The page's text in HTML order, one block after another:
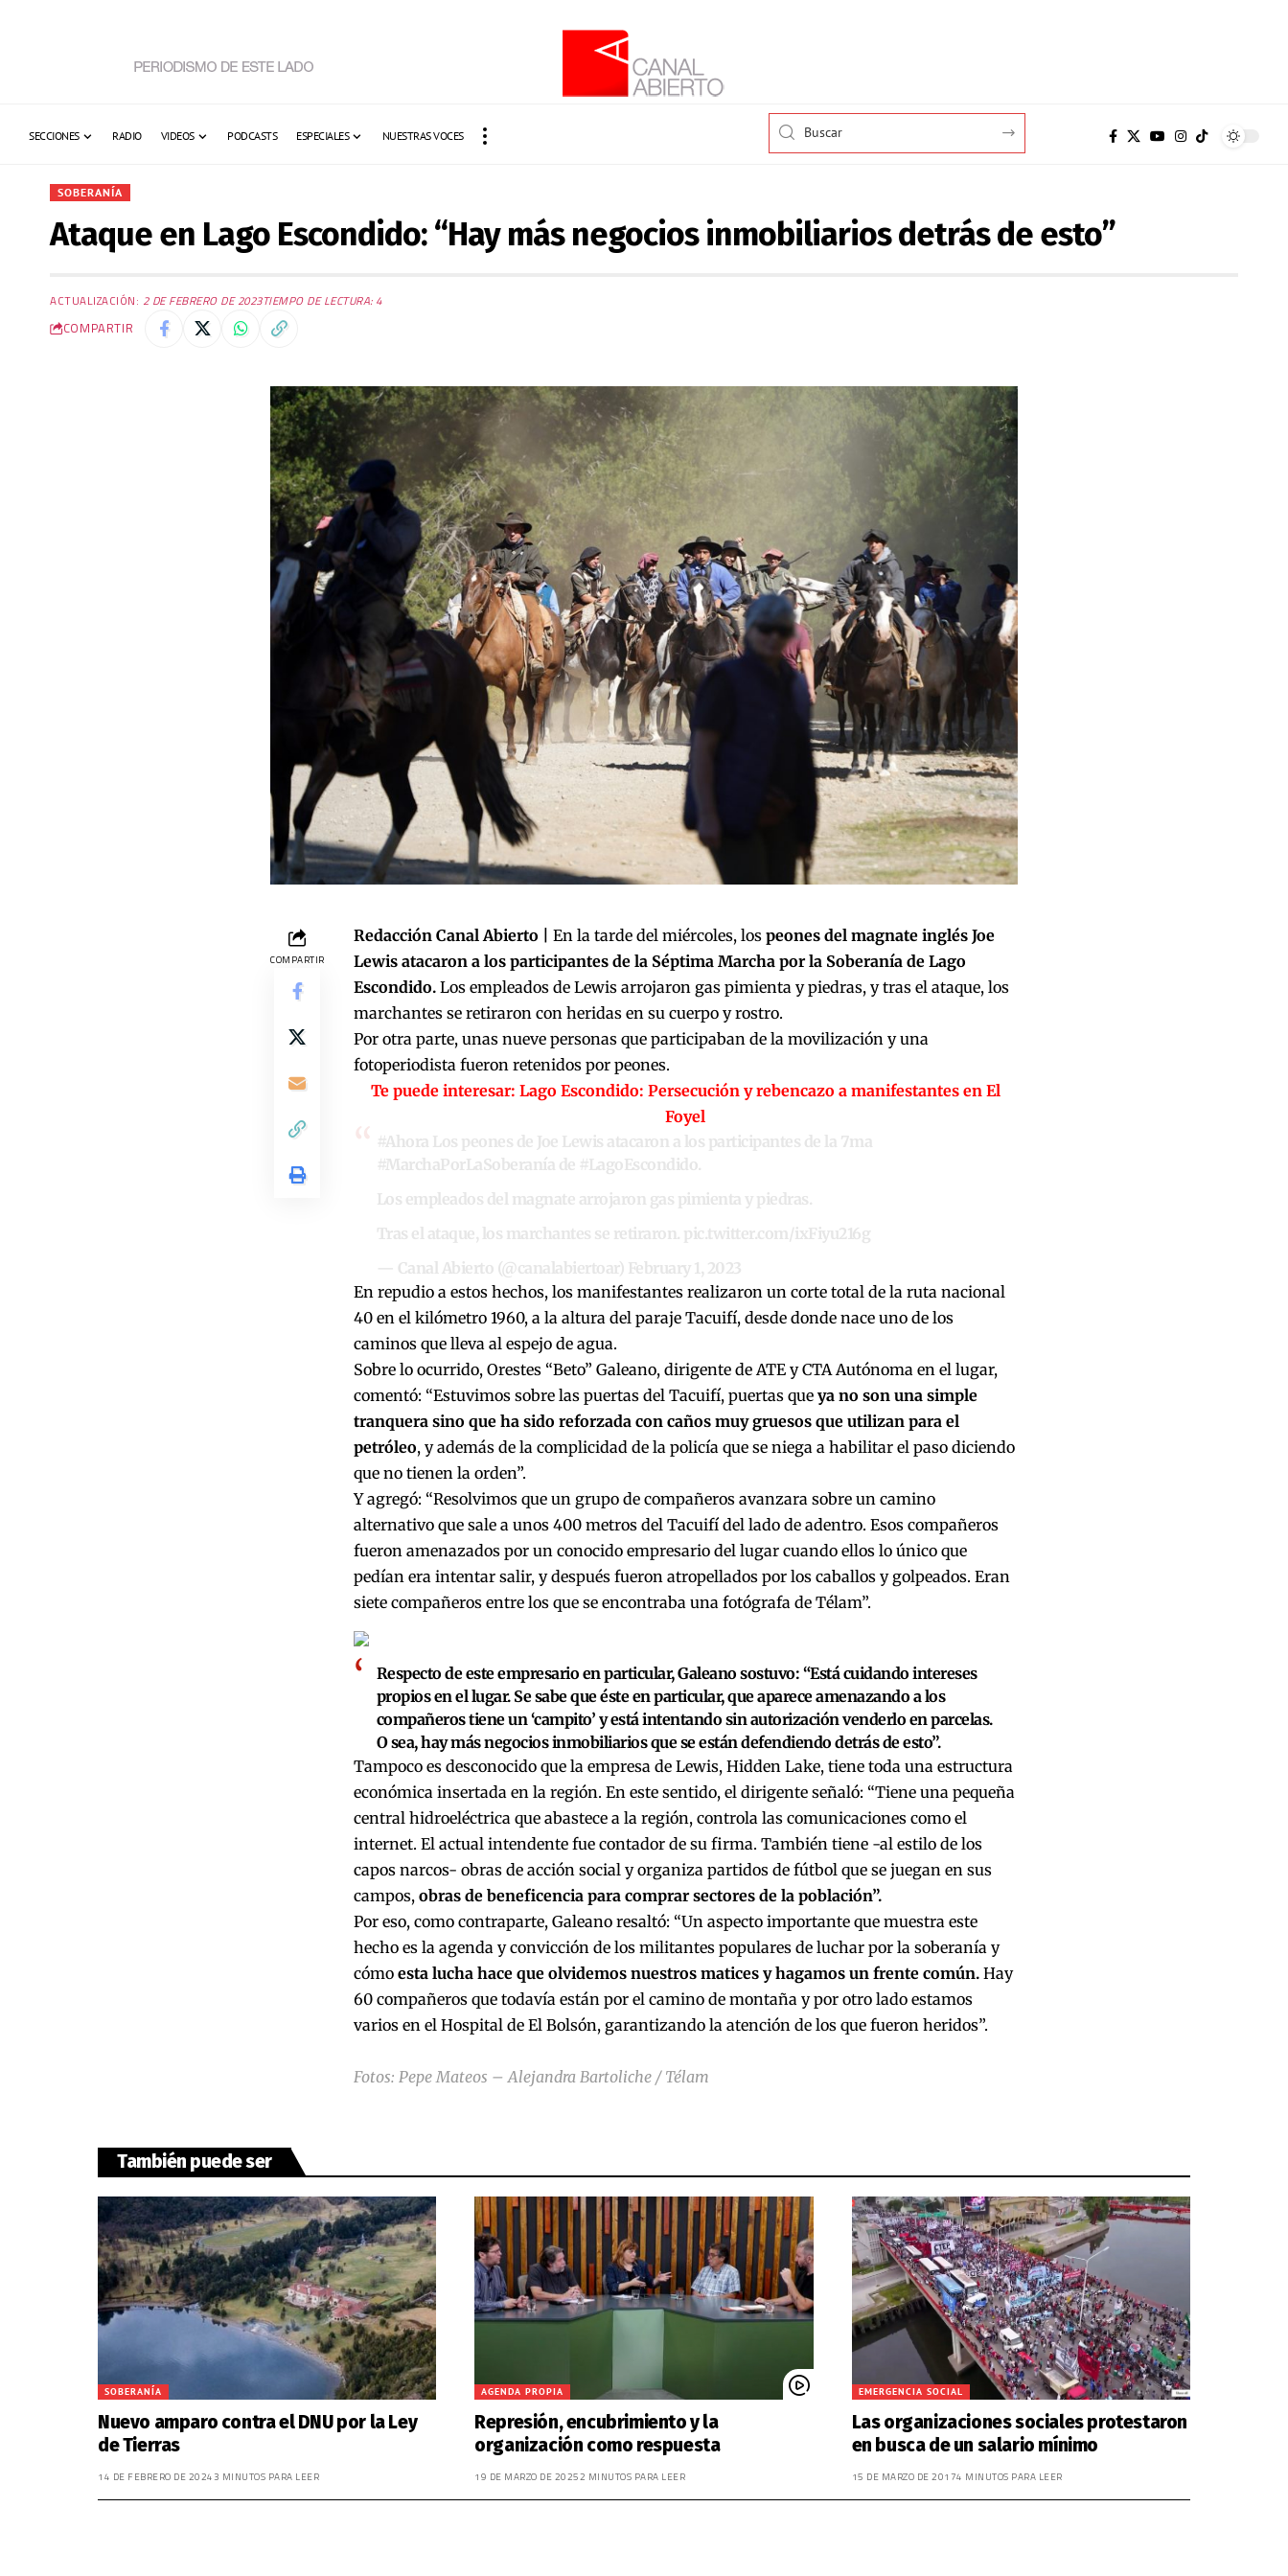
SECCIONES RADIO VIDEOS PODCASTS ESPECIALES NUESTRAS VOCES
SOBERANÍA
Ataque en Lago Escondido: “Hay más negocios inmobiliarios detrás de esto”
ACTUALIZACIÓN: 2 DE FEBRERO DE 2023TIEMPO DE LECTURA: 4
COMPARTIR
COMPARTIR
Redacción Canal Abierto | En la tarde del miércoles, los peones del magnate inglés Joe
Lewis atacaron a los participantes de la Séptima Marcha por la Soberanía de Lago
Escondido.Los empleados de Lewis arrojaron gas pimienta y piedras, y tras el ataque, los
marchantes se retiraron con heridas en su cuerpo y rostro.
Por otra parte, unas nueve personas que participaban de la movilización y una
fotoperiodista fueron retenidos por peones.
Te puede interesar: Lago Escondido: Persecución y rebencazo a manifestantes en El
Foyel
#Ahora Los peones de Joe Lewis atacaron a los participantes de la 7ma
#MarchaPorLaSoberanía de #LagoEscondido.
Los empleados del magnate arrojaron gas pimienta y piedras.
Tras el ataque, los marchantes se retiraron. pic.twitter.com/ixFiyu216g
— Canal Abierto (@canalabiertoar) February 1, 2023
En repudio a estos hechos, los manifestantes realizaron un corte total de la ruta nacional
40 en el kilómetro 1960, a la altura del paraje Tacuifí, desde donde nace uno de los
caminos que lleva al espejo de agua.
Sobre lo ocurrido, Orestes “Beto” Galeano, dirigente de ATE y CTA Autónoma en el lugar,
comentó: “Estuvimos sobre las puertas del Tacuifí, puertas que ya no son una simple
tranquera sino que ha sido reforzada con caños muy gruesos que utilizan para el
petróleo, y además de la complicidad de la policía que se niega a habilitar el paso diciendo
que no tienen la orden”.
Y agregó: “Resolvimos que un grupo de compañeros avanzara sobre un camino
alternativo que sale a unos 400 metros del Tacuifí del lado de adentro. Esos compañeros
fueron amenazados por un conocido empresario del lugar cuando ellos lo único que
pedían era intentar salir, y después fueron atropellados por los caballos y golpeados. Eran
siete compañeros entre los que se encontraba una fotógrafa de Télam”.
Respecto de este empresario en particular, Galeano sostuvo: “Está cuidando intereses
propios en el lugar. Se sabe que éste en particular, que aparece amenazando a los
compañeros tiene un ‘campito’ y está intentando sin autorización venderlo en parcelas.
O sea, hay más negocios inmobiliarios que se están defendiendo detrás de esto”.
Tampoco es desconocido que la empresa de Lewis, Hidden Lake, tiene toda una estructura
económica insertada en la región. En este sentido, el dirigente señaló: “Tiene una pequeña
central hidroeléctrica que abastece a la región, controla las comunicaciones como el
internet. El actual intendente fue contador de su firma. También tiene -al estilo de los
capos narcos- obras de acción social y organiza partidos de fútbol que se juegan en sus
campos, obras de beneficencia para comprar sectores de la población”.
Por eso, como contraparte, Galeano resaltó: “Un aspecto importante que muestra este
hecho es la agenda y convicción de los militantes populares de luchar por la soberanía y
cómo esta lucha hace que olvidemos nuestros matices y hagamos un frente común.Hay
60 compañeros que todavía están por el camino de montaña y por otro lado estamos
varios en el Hospital de El Bolsón, garantizando la atención de los que fueron heridos”.
Fotos: Pepe Mateos – Alejandra Bartoliche / Télam
También puede ser
SOBERANÍA
Nuevo amparo contra el DNU por la Ley
de Tierras
14 DE FEBRERO DE 2024 3 MINUTOS PARA LEER
AGENDA PROPIA
Represión, encubrimiento y la
organización como respuesta
19 DE MARZO DE 20252 MINUTOS PARA LEER
EMERGENCIA SOCIAL
Las organizaciones sociales protestaron
en busca de un salario mínimo
15 DE MARZO DE 20174 MINUTOS PARA LEER